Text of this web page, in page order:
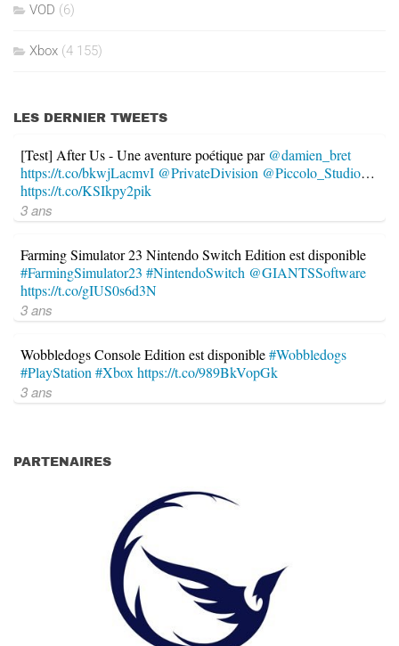
VOD (6)
Xbox (4 155)
LES DERNIER TWEETS
[Test] After Us - Une aventure poétique par @damien_bret
https://t.co/bkwjLacmvI @PrivateDivision @Piccolo_Studio…
https://t.co/KSIkpy2pik
3 ans
Farming Simulator 23 Nintendo Switch Edition est disponible
#FarmingSimulator23 #NintendoSwitch @GIANTSSoftware
https://t.co/gIUS0s6d3N
3 ans
Wobbledogs Console Edition est disponible#Wobbledogs
#PlayStation#Xboxhttps://t.co/989BkVopGk
3 ans
PARTENAIRES